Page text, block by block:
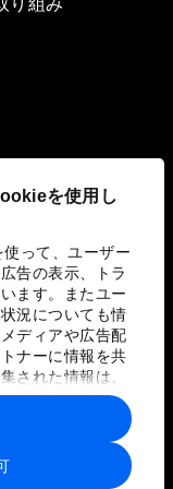
を使用し
って、ユーザー
告の表示、トラ
ます。またユー
況についても情
ディアや広告配
ナーに情報を共
された情報は、
提供した他の情
スを使用した際
わされ、各パー
ことがありま